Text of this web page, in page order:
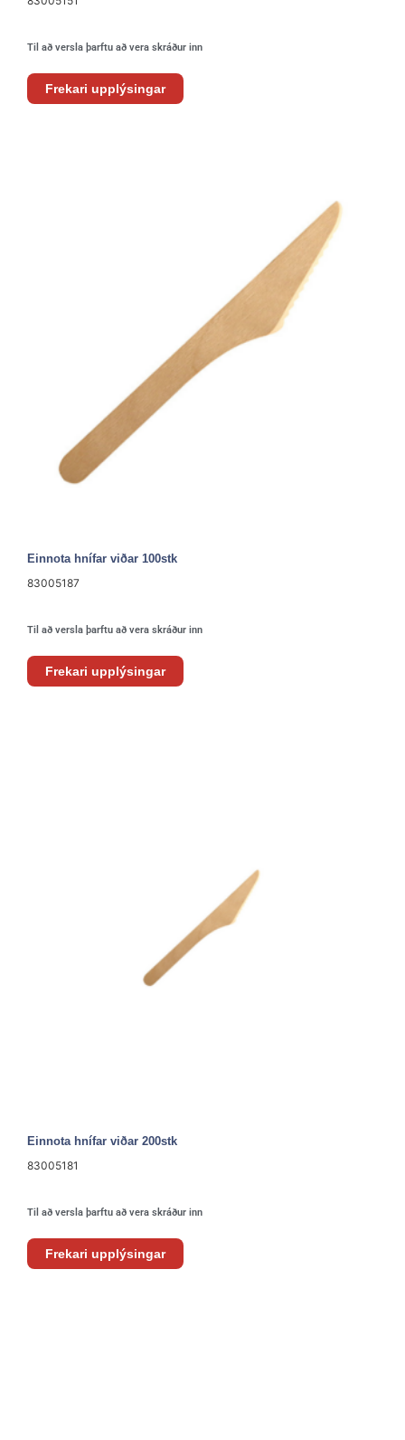
Til að versla þarftu að vera skráður inn
Frekari upplýsingar
Einnota hnífar viðar 100stk
83005187
Til að versla þarftu að vera skráður inn
Frekari upplýsingar
Einnota hnífar viðar 200stk
83005181
Til að versla þarftu að vera skráður inn
Frekari upplýsingar